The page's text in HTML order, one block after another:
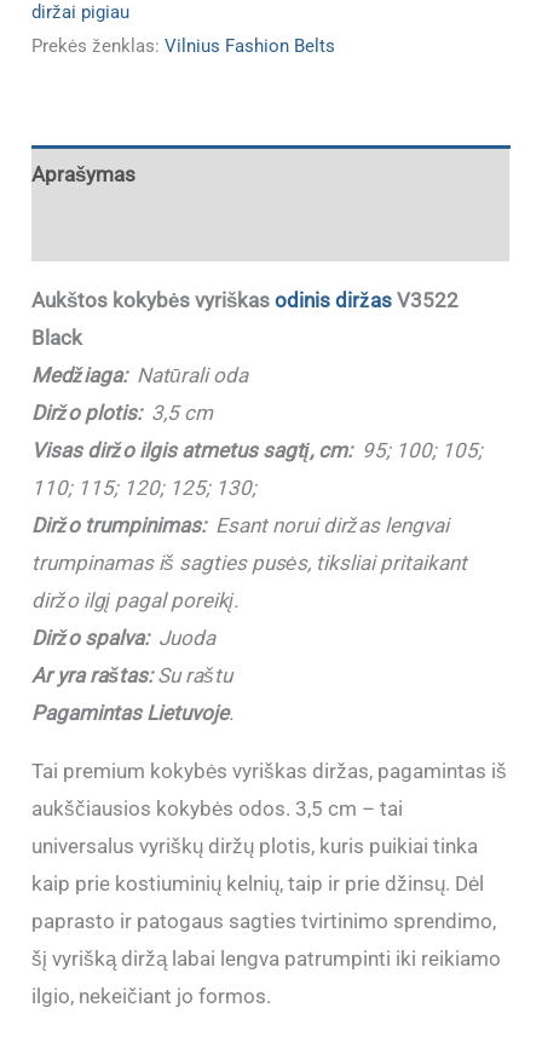
diržai pigiau
Prekės ženklas:Vilnius Fashion Belts
Aprašymas
Aukštos kokybės vyriškasodinis diržas V3522
Black
Medžiaga: Natūrali oda
Diržo plotis:3,5 cm
Visas diržo ilgis atmetus sagtį, cm:95; 100; 105;
110; 115; 120; 125; 130;
Diržo trumpinimas:Esant norui diržas lengvai
trumpinamas iš sagties pusės, tiksliai pritaikant
diržo ilgį pagal poreikį.
Diržo spalva:Juoda
Ar yra raštas:Su raštu
Pagamintas Lietuvoje.
Tai premium kokybės vyriškas diržas, pagamintas iš
aukščiausios kokybės odos. 3,5 cm – tai
universalus vyriškų diržų plotis, kuris puikiai tinka
kaip prie kostiuminių kelnių, taip ir prie džinsų. Dėl
paprasto ir patogaus sagties tvirtinimo sprendimo,
šį vyrišką diržą labai lengva patrumpinti iki reikiamo
ilgio, nekeičiant jo formos.